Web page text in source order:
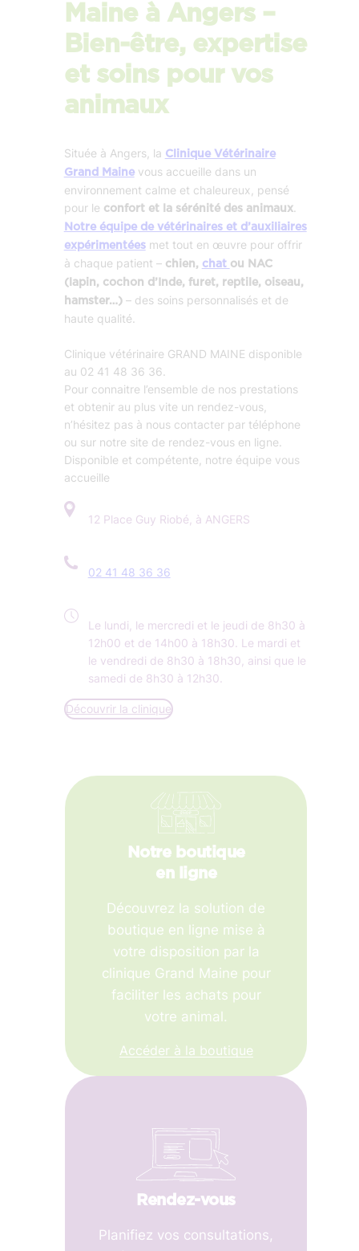
Maine à Angers –
Bien-être, expertise
et soins pour vos
animaux
Située à Angers, la Clinique Vétérinaire
Grand Mainevous accueille dans un
environnement calme et chaleureux, pensé
pour le confort et la sérénité des animaux.
Notre équipe de vétérinaires et d’auxiliaires
expérimentéesmet tout en œuvre pour offrir
à chaque patient – chien, chat ou NAC
(lapin, cochon d’Inde, furet, reptile, oiseau,
hamster…)– des soins personnalisés et de
haute qualité.
Clinique vétérinaire GRAND MAINE disponible
au 02 41 48 36 36.
Pour connaitre l’ensemble de nos prestations
et obtenir au plus vite un rendez-vous,
n’hésitez pas à nous contacter par téléphone
ou sur notre site de rendez-vous en ligne.
Disponible et compétente, notre équipe vous
accueille
12 Place Guy Riobé, à ANGERS
02 41 48 36 36
Le lundi, le mercredi et le jeudi de 8h30 à
12h00 et de 14h00 à 18h30. Le mardi et
le vendredi de 8h30 à 18h30, ainsi que le
samedi de 8h30 à 12h30.
Découvrir la clinique
Notre boutique
en ligne
Découvrez la solution de
boutique en ligne mise à
votre disposition par la
clinique Grand Maine pour
faciliter les achats pour
votre animal.
Accéder à la boutique
Rendez-vous
Planifiez vos consultations,